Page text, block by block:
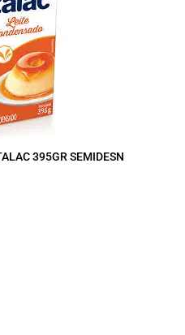
395GR SEMIDESN